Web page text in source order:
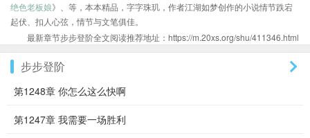
绝色老板娘》、等，本本精品，字字珠玑，作者江湖如梦创作的小说情节跌宕
起伏、扣人心弦，情节与文笔俱佳。
最新章节步步登阶全文阅读推荐地址：https://m.20xs.org/shu/411346.html
步步登阶
第1248章 你怎么这么快啊
第1247章 我需要一场胜利